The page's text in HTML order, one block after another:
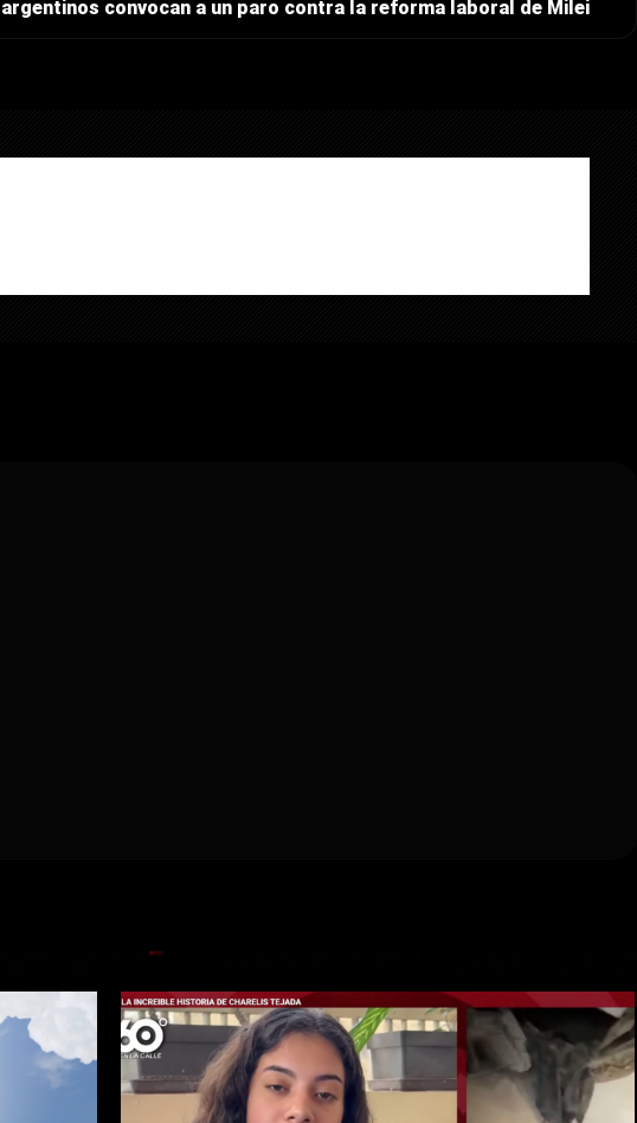
convocan a un paro contra la reforma laboral de Milei